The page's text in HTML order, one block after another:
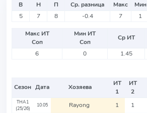
В Н П Ср. разница Макс Мин
5
7 8 -0.4 7 1
Макс ИТ
Соп
Мин ИТ
Соп
Ср ИТ
6
0 1.45
Сезон Дата Хозяева
ИТ
1
ИТ
2
THA1
(25/26)
10.05 Rayong 1 1